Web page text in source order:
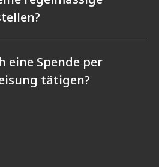
eine Spende per
tätigen?